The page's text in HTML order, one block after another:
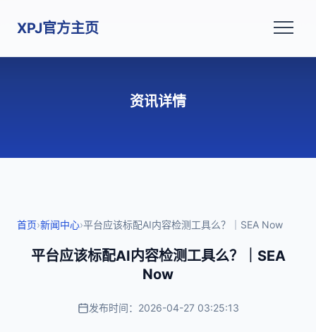
XPJ官方主页
资讯详情
首页›新闻中心›平台应该标配AI内容检测工具么？｜SEA Now
平台应该标配AI内容检测工具么？｜SEA
Now
发布时间：2026-04-27 03:25:13